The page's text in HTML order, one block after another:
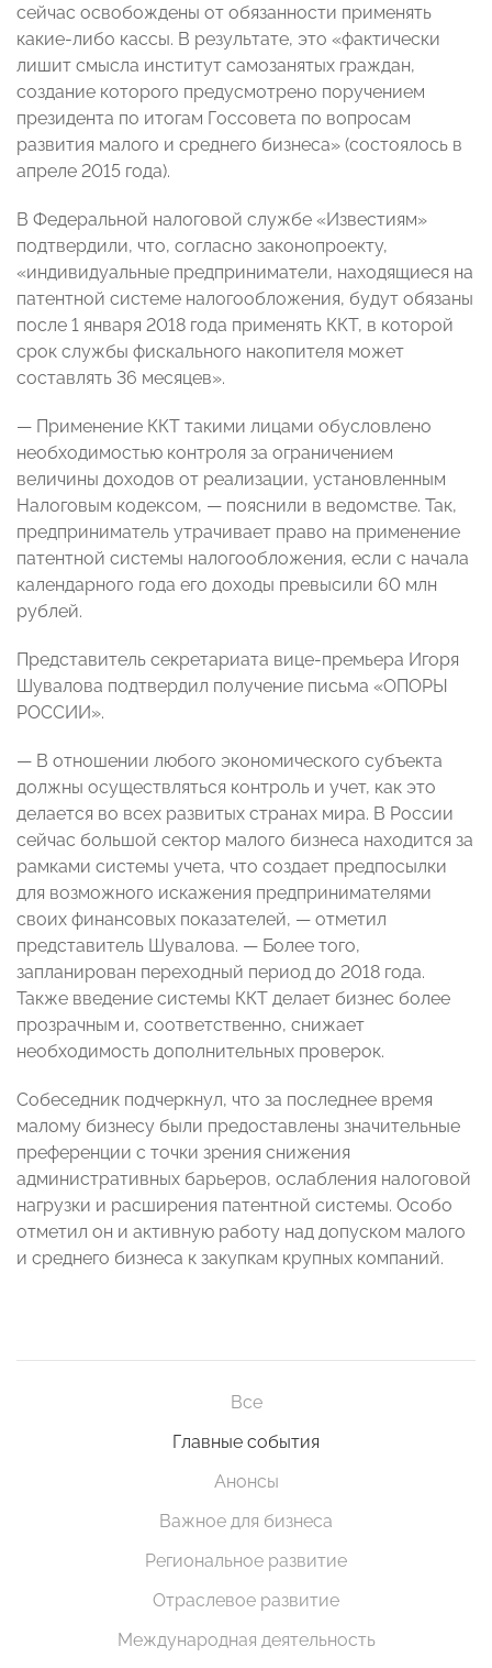
сейчас освобождены от обязанности применять
какие-либо кассы. В результате, это «фактически
лишит смысла институт самозанятых граждан,
создание которого предусмотрено поручением
президента по итогам Госсовета по вопросам
развития малого и среднего бизнеса» (состоялось в
апреле 2015 года).
В Федеральной налоговой службе «Известиям»
подтвердили, что, согласно законопроекту,
«индивидуальные предприниматели, находящиеся на
патентной системе налогообложения, будут обязаны
после 1 января 2018 года применять ККТ, в которой
срок службы фискального накопителя может
составлять 36 месяцев».
— Применение ККТ такими лицами обусловлено
необходимостью контроля за ограничением
величины доходов от реализации, установленным
Налоговым кодексом, — пояснили в ведомстве. Так,
предприниматель утрачивает право на применение
патентной системы налогообложения, если с начала
календарного года его доходы превысили 60 млн
рублей.
Представитель секретариата вице-премьера Игоря
Шувалова подтвердил получение письма «ОПОРЫ
РОССИИ».
— В отношении любого экономического субъекта
должны осуществляться контроль и учет, как это
делается во всех развитых странах мира. В России
сейчас большой сектор малого бизнеса находится за
рамками системы учета, что создает предпосылки
для возможного искажения предпринимателями
своих финансовых показателей, — отметил
представитель Шувалова. — Более того,
запланирован переходный период до 2018 года.
Также введение системы ККТ делает бизнес более
прозрачным и, соответственно, снижает
необходимость дополнительных проверок.
Собеседник подчеркнул, что за последнее время
малому бизнесу были предоставлены значительные
преференции с точки зрения снижения
административных барьеров, ослабления налоговой
нагрузки и расширения патентной системы. Особо
отметил он и активную работу над допуском малого
и среднего бизнеса к закупкам крупных компаний.
Все
Главные события
Анонсы
Важное для бизнеса
Региональное развитие
Отраслевое развитие
Международная деятельность